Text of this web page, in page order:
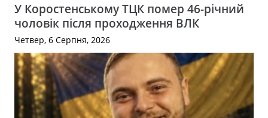
У Коростенському ТЦК помер 46-річний
чоловік після проходження ВЛК
Четвер, 6 Серпня, 2026